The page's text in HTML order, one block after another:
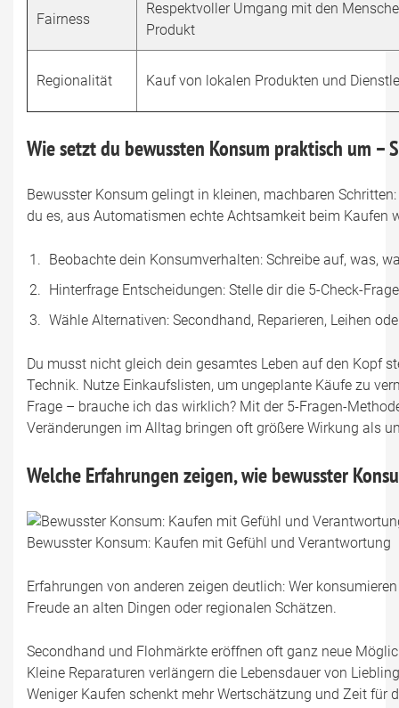
Fairness
Respektvoller Umgang mit den
Produkt
Regionalität Kauf von lokalen Produkten und
Wie setzt du bewussten Konsum praktisch um –
Bewusster Konsum gelingt in kleinen, machbaren
du es, aus Automatismen echte Achtsamkeit beim Kaufen
Beobachte dein Konsumverhalten: Schreibe auf, was,
Hinterfrage Entscheidungen: Stelle dir die 5-Check-
Wähle Alternativen: Secondhand, Reparieren, Leihen
Du musst nicht gleich dein gesamtes Leben auf den Kopf
Technik. Nutze Einkaufslisten, um ungeplante Käufe zu
Frage – brauche ich das wirklich? Mit der 5-Fragen-
Veränderungen im Alltag bringen oft größere Wirkung als
Welche Erfahrungen zeigen, wie bewusster
Bewusster Konsum: Kaufen mit Gefühl und Verantwortung
Erfahrungen von anderen zeigen deutlich: Wer
Freude an alten Dingen oder regionalen Schätzen.
Secondhand und Flohmärkte eröffnen oft ganz neue
Kleine Reparaturen verlängern die Lebensdauer von
Weniger Kaufen schenkt mehr Wertschätzung und Zeit für